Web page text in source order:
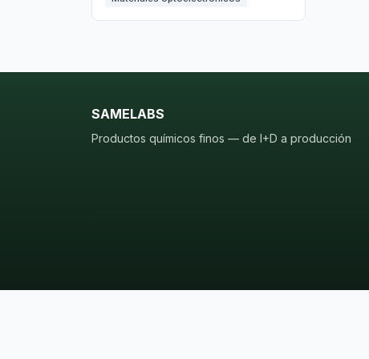
SAMELABS
Productos químicos finos — de I+D a producción